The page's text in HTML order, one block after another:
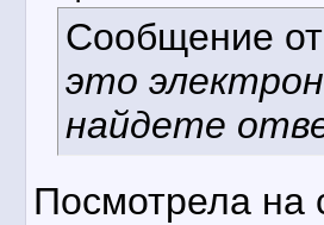
Сообщение
это
найдете
Посмотрела на